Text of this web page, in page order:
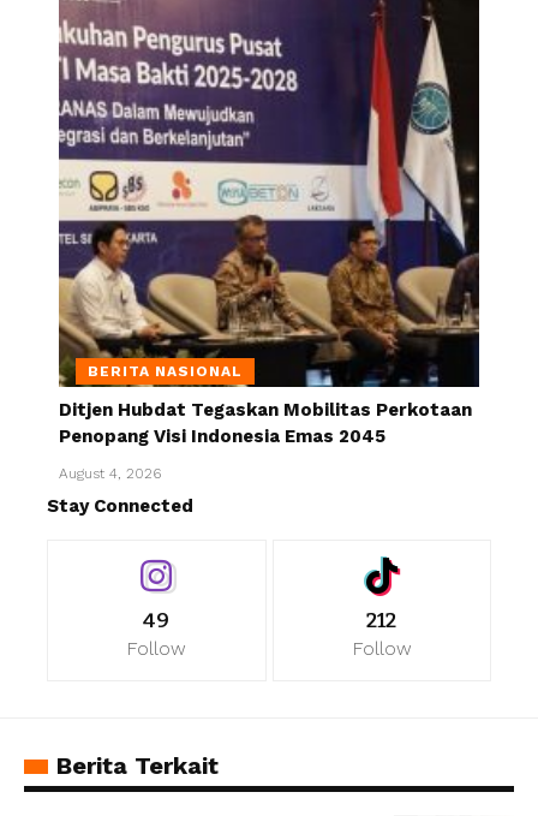
BERITA NASIONAL
Ditjen Hubdat Tegaskan Mobilitas Perkotaan
Penopang Visi Indonesia Emas 2045
August 4, 2026
Stay Connected
49
Follow
212
Follow
Berita Terkait